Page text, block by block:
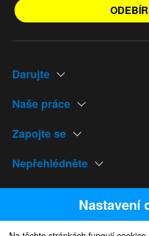
Darujte
Naše práce
Zapojte se
Nepřehlédněte
Naše weby
Nastavení